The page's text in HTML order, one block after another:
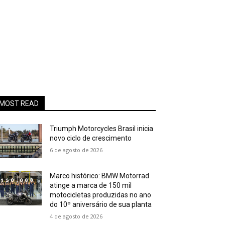
MOST READ
Triumph Motorcycles Brasil inicia
novo ciclo de crescimento
6 de agosto de 2026
Marco histórico: BMW Motorrad
atinge a marca de 150 mil
motocicletas produzidas no ano
do 10º aniversário de sua planta
4 de agosto de 2026